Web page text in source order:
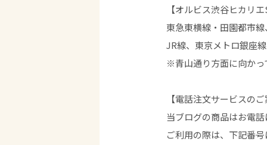
【オルビス渋谷ヒカリ
東急東横線・田園都市
JR線、東京メトロ銀座
※青山通り方面に向かっ
【電話注文サービスの
当ブログの商品はお電
ご利用の際は、下記番